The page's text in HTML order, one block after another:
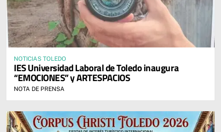
NOTICIAS TOLEDO
IES Universidad Laboral de Toledo inaugura
“EMOCIONES” y ARTESPACIOS
NOTA DE PRENSA